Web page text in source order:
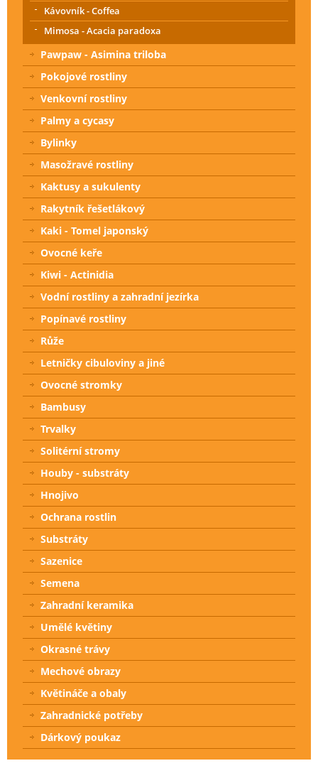
Kávovník - Coffea
Mimosa - Acacia paradoxa
Pawpaw - Asimina triloba
Pokojové rostliny
Venkovní rostliny
Palmy a cycasy
Bylinky
Masožravé rostliny
Kaktusy a sukulenty
Rakytník řešetlákový
Kaki - Tomel japonský
Ovocné keře
Kiwi - Actinidia
Vodní rostliny a zahradní jezírka
Popínavé rostliny
Růže
Letničky cibuloviny a jiné
Ovocné stromky
Bambusy
Trvalky
Solitérní stromy
Houby - substráty
Hnojivo
Ochrana rostlin
Substráty
Sazenice
Semena
Zahradní keramika
Umělé květiny
Okrasné trávy
Mechové obrazy
Květináče a obaly
Zahradnické potřeby
Dárkový poukaz